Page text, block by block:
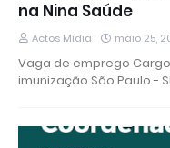
na Nina Saúde
Actos Mídia maio 25,
Vaga de emprego
imunização São Paulo -